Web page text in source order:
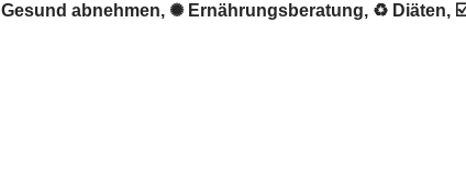
abnehmen, ✺ Ernährungsberatung, ♻